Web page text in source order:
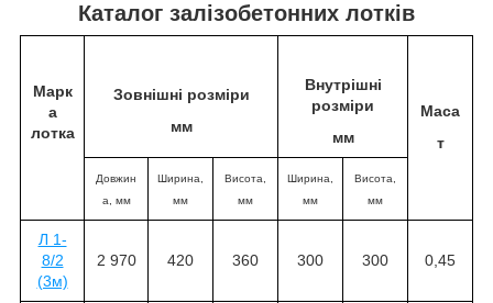
Каталог залізобетонних лотків
Марк
а
лотка
Зовнішні розміри
мм
Внутрішні
розміри
мм
Маса
т
Довжин
а, мм
Ширина,
мм
Висота,
мм
Ширина,
мм
Висота,
мм
Л 1-
8/2
(3м)
2 970 420 360 300 300 0,45